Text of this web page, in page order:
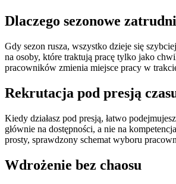
Dlaczego sezonowe
Gdy sezon rusza, wszystko dzieje się
na osoby, które traktują pracę tylko jako
pracowników zmienia miejsce pracy w
Rekrutacja pod presją
Kiedy działasz pod presją, łatwo
głównie na dostępności, a nie na
prosty, sprawdzony schemat wyboru
Wdrożenie bez chaosu